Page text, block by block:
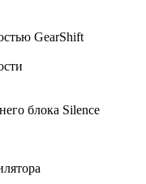
GearShift
блока Silence